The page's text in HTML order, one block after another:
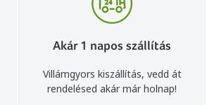
Akár 1 napos szállítás
Villámgyors kiszállítás, vedd át
rendelésed akár már holnap!